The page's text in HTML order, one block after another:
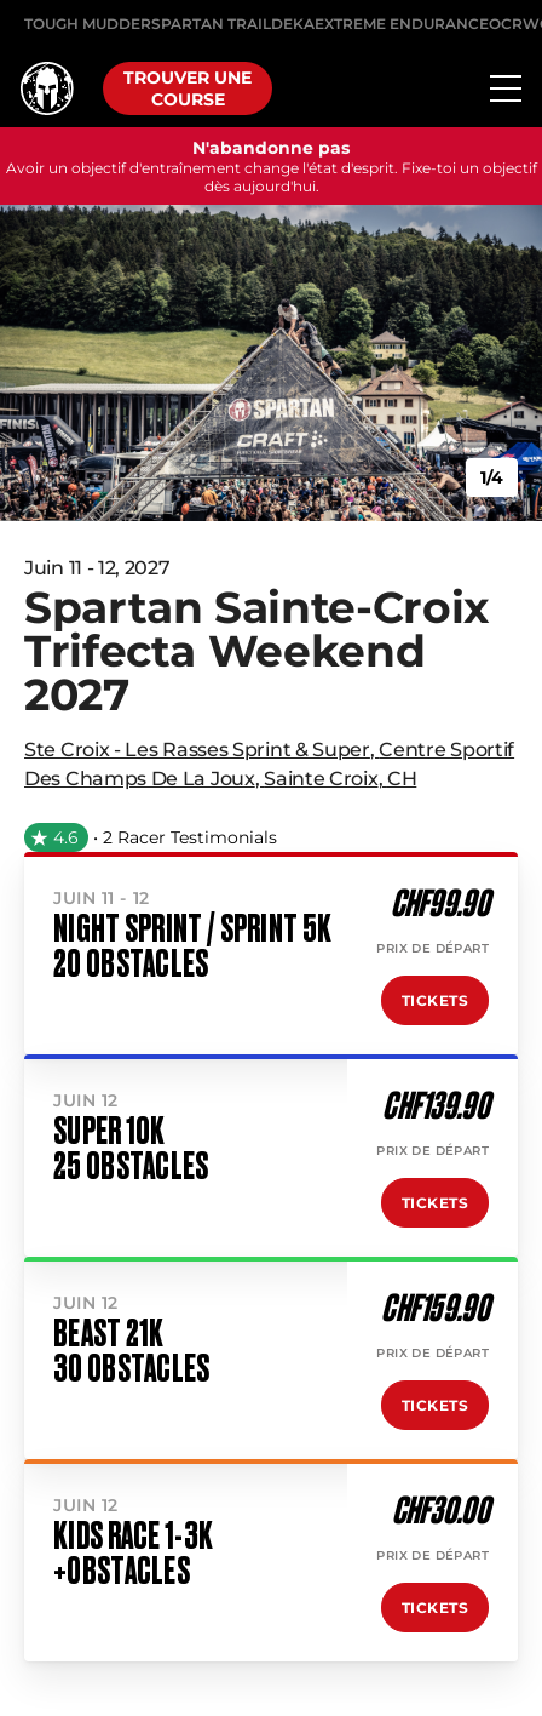
TOUGH MUDDERSPARTAN TRAILDEKAEXTREME ENDURANCE
TROUVER UNE
COURSE
N'abandonne pas
Avoir un objectif d'entraînement change l'état d'esprit. Fixe-toi un objectif
dès aujourd'hui.
Juin 11 - 12, 2027
Spartan Sainte-Croix
Trifecta Weekend
2027
Ste Croix - Les Rasses Sprint & Super,Centre Sportif
Des Champs De La Joux,Sainte Croix, CH
4.6 • 2 Racer Testimonials
JUIN 11 - 12
NIGHT SPRINT / SPRINT 5K
20 OBSTACLES
CHF99.90
PRIX DE DÉPART
TICKETS
JUIN 12
SUPER 10K
25 OBSTACLES
CHF139.90
PRIX DE DÉPART
TICKETS
JUIN 12
BEAST 21K
30 OBSTACLES
CHF159.90
PRIX DE DÉPART
TICKETS
JUIN 12
KIDS RACE 1-3K
+OBSTACLES
CHF30.00
PRIX DE DÉPART
TICKETS
1/4